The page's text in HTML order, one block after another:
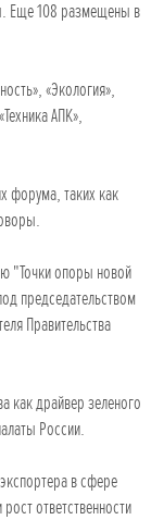
Еще 108 размещены в
«Экология»,
АПК»,
форума, таких как
"Точки опоры новой
председательством
Правительства
как драйвер зеленого
России.
в сфере
ответственности